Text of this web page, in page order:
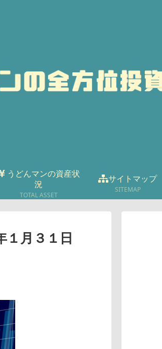
うどんマンの資産状
況
TOTAL ASSET
サイトマップ
SITEMAP
１月３１日